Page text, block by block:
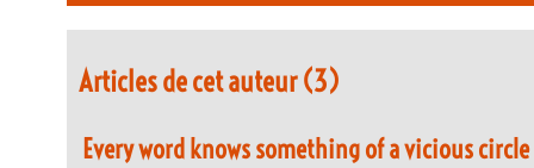
Articles de cet auteur (3)
Every word knows something of a vicious circle